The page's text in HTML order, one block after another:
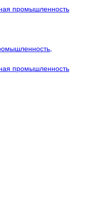
промышленность
промышленность